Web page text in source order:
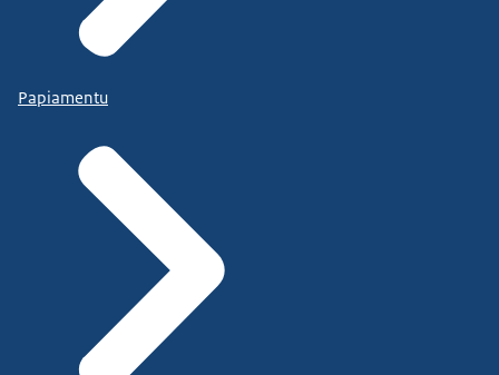
Papiamentu